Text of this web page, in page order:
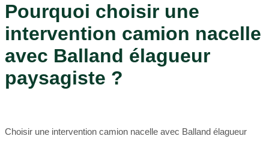
Pourquoi choisir une
intervention camion nacelle
avec Balland élagueur
paysagiste ?
Choisir une intervention camion nacelle avec Balland élagueur